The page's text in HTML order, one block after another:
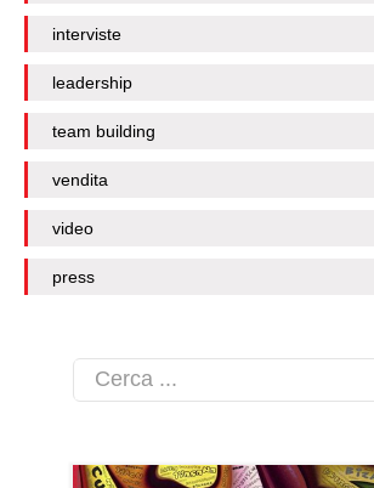
interviste
leadership
team building
vendita
video
press